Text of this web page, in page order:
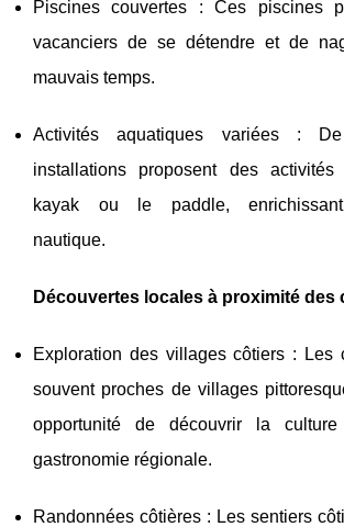
Piscines couvertes : Ces piscines
vacanciers de se détendre et de
mauvais temps.
Activités aquatiques variées : De
installations proposent des
kayak ou le paddle, enrichissant
nautique.
Découvertes locales à proximité des
Exploration des villages côtiers : Les
souvent proches de villages
opportunité de découvrir la
gastronomie régionale.
Randonnées côtières : Les sentiers